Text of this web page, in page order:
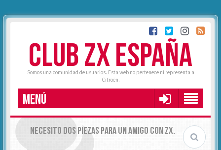
CLUB ZX ESPAÑA
Somos una comunidad de usuarios. Esta web no pertenece ni representa a
Citroën.
MENÚ
NECESITO DOS PIEZAS PARA UN AMIGO CON ZX.